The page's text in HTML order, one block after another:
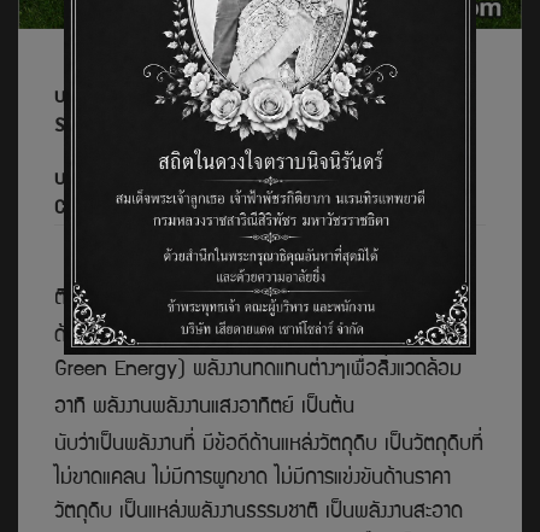
บริษัท เสียดายแดด เซาท์โซล่า จำกัด/Siadaidaed South
Solar Co.,Ltd. และ
บริษัท ออพเทค เอ็นจิเนียริ่ง จำกัด/Optech Engineering
Co.,Ltd.
ผู้แทนจำหน่ายโซล่าเซลส์และ บริการออกแบบ
ติดตั้งระบบโซล่าเซลล์จังหวัดกระบี่ (Solar Cell Krabi)
ด้วยสโลแกน
" เสียดายแดด" ส่งเสริมพลังงานสะอาด (
Green Energy) พลังงานทดแทนต่างๆเพื่อสิ่งแวดล้อม
อาทิ พลังงานพลังงานแสงอาทิตย์ เป็นต้น
นับว่าเป็นพลังงานที่ มีข้อดีด้านแหล่งวัตถุดิบ เป็นวัตถุดิบที่
ไม่ขาดแคลน ไม่มีการผูกขาด ไม่มีการแข่งขันด้านราคา
วัตถุดิบ เป็นแหล่งพลังงานธรรมชาติ เป็นพลังงานสะอาด